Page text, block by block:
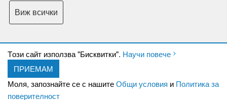
Tози сайт използва "Бисквитки". Научи повече
ПРИЕМАМ
Моля, запознайте се с нашитеОбщи условия и Политика за
поверителност
Виж всички
Copyright © 2026 Ксениум ООД. Всички права запазени.
XeniumCompany.com